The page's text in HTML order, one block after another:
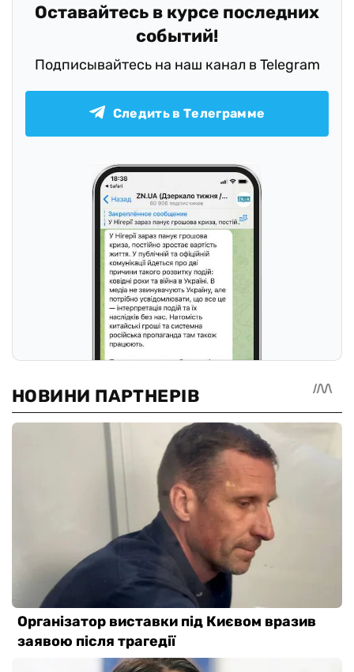
Оставайтесь в курсе последних
событий!
Подписывайтесь на наш канал в Telegram
Следить в Телеграмме